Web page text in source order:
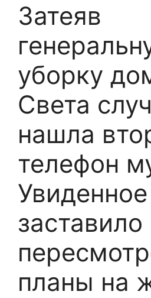
Затеяв
уборку
Света
нашла
телефон
заставило
планы на